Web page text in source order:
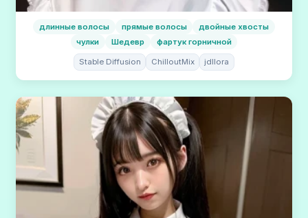
длинные волосы прямые волосы
двойные хвосты
чулки
Шедевр фартук горничной
Stable Diffusion ChilloutMix jdllora